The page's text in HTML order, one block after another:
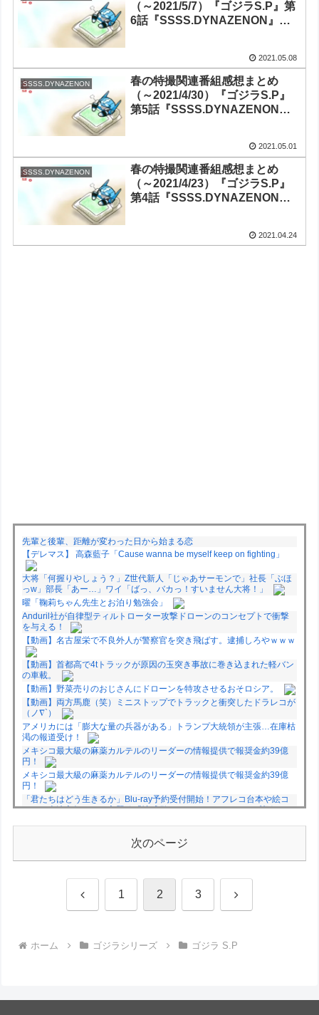
（～2021/5/7）『ゴジラS.P』第
6話『SSSS.DYNAZENON』第6
ィ～』第4話『Thunderbolt
Fantasy 東離劍遊紀3』第5話
2021.05.08
SSSS.DYNAZENON
春の特撮関連番組感想まとめ
（～2021/4/30）『ゴジラS.P』
第5話『SSSS.DYNAZENON』
ディ～』第3話『Thunderbolt
Fantasy 東離劍遊紀3』第4話
2021.05.01
SSSS.DYNAZENON
春の特撮関連番組感想まとめ
（～2021/4/23）『ゴジラS.P』
第4話『SSSS.DYNAZENON』
ディ～』第2話『Thunderbolt
2021.04.24
先輩と後輩、距離が変わった日から始まる恋
【デレマス】 高森藍子「Cause wanna be myself keep on fighting」
大将「何握りやしょう？」Z世代新人「じゃあサーモンで」社長「ぶほ
っw」部長「あー…」ワイ「ばっ、バカっ！すいません大将！」
曜「鞠莉ちゃん先生とお泊り勉強会」
Anduril社が自律型ティルトローター攻撃ドローンのコンセプトで衝撃
を与える！
【動画】名古屋栄で不良外人が警察官を突き飛ばす。逮捕しろやｗｗｗ
【動画】首都高で4tトラックが原因の玉突き事故に巻き込まれた軽バン
の車載。
【動画】野菜売りのおじさんにドローンを特攻させるおそロシア。
【動画】両方馬鹿（笑）ミニストップでトラックと衝突したドラレコが
（ノ∇`）
アメリカには「膨大な量の兵器がある」トランプ大統領が主張…在庫枯
渇の報道受け！
メキシコ最大級の麻薬カルテルのリーダーの情報提供で報奨金約39億
円！
メキシコ最大級の麻薬カルテルのリーダーの情報提供で報奨金約39億
円！
「君たちはどう生きるか」Blu-ray予約受付開始！アフレコ台本や絵コ
ンテ、米津玄師による主題歌「地球儀」ミュージッククリップ収録。ス
★【ワートリ】今月第241話「遠征選抜試験㊲」第242話「遠征選抜試
★【ワートリ】風間隊3人≒忍田単騎くらいのイメージかな
次のページ
前 1 2 3 次
ホーム ゴジラシリーズ ゴジラ S.P